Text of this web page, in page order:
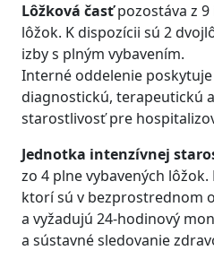
Lôžková časťpozostáva z 9
lôžok. K dispozícii sú 2
izby s plným vybavením.
Interné oddelenie
diagnostickú, terapeutickú
starostlivosť pre
Jednotka intenzívnej
zo 4 plne vybavených
ktorí sú v bezprostrednom
a vyžadujú 24-hodinový
a sústavné sledovanie